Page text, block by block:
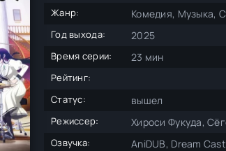
Жанр: Комедия, Музыка,
Год выхода: 2025
Время серии: 23 мин
Рейтинг:
Статус:
вышел
Режиссер: Хироси Фукуда,
Озвучка:
AniDUB, Dream